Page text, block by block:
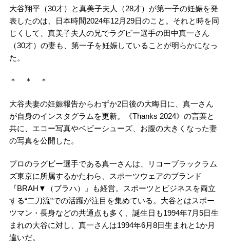
大谷翔平（30才）と真美子夫人（28才）が第一子の妊娠を発
表したのは、日本時間2024年12月29日のこと。それと時を同
じくして、真美子夫人の兄でラグビー選手の田中真一さん
（30才）の妻も、第一子を妊娠していることが明らかになっ
た。
＊ ＊ ＊
大谷夫妻の妊娠報告からわずか2日後の大晦日に、真一さん
が自身のインスタグラムを更新。《Thanks 2024》の言葉と
共に、エコー写真やベビーシューズ、お腹の大きくなった妻
の写真を公開した。
プロのラグビー選手である真一さんは、リコーブラックラム
ズ東京に所属するかたわら、スポーツウェアのブランド
『BRAH▼（ブラハ）』も経営。スポーツとビジネスを両立
する“二刀流”での活躍が注目を集めている。大谷とはスポー
ツマン・長身などの共通点も多く、誕生日も1994年7月5日生
まれの大谷に対し、真一さんは1994年6月8日生まれと1か月
違いだ。